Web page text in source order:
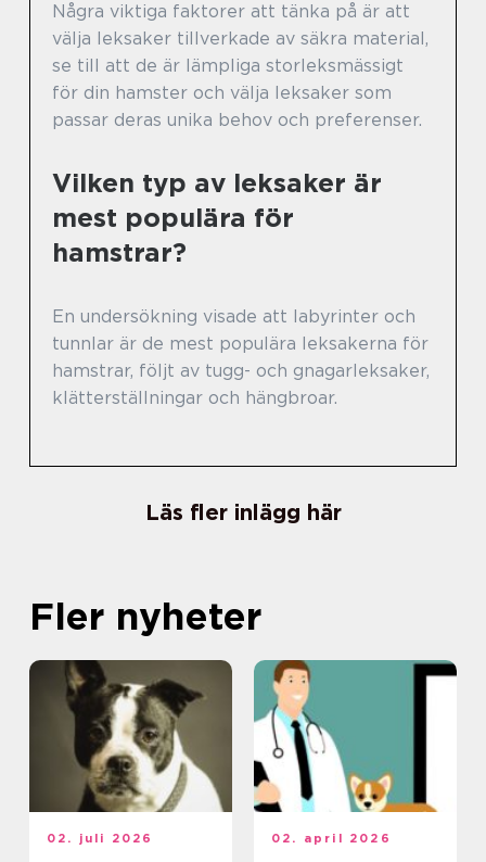
Några viktiga faktorer att tänka på är att
välja leksaker tillverkade av säkra material,
se till att de är lämpliga storleksmässigt
för din hamster och välja leksaker som
passar deras unika behov och preferenser.
Vilken typ av leksaker är
mest populära för
hamstrar?
En undersökning visade att labyrinter och
tunnlar är de mest populära leksakerna för
hamstrar, följt av tugg- och gnagarleksaker,
klätterställningar och hängbroar.
Läs fler inlägg här
Fler nyheter
02. juli 2026 02. april 2026